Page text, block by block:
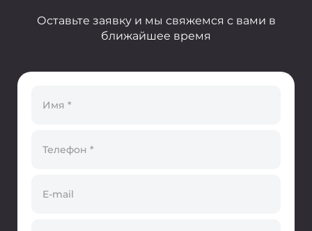
Оставьте заявку и мы свяжемся с вами в
ближайшее время